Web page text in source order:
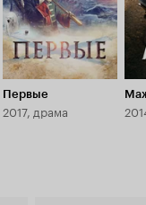
Первые
2017, драма